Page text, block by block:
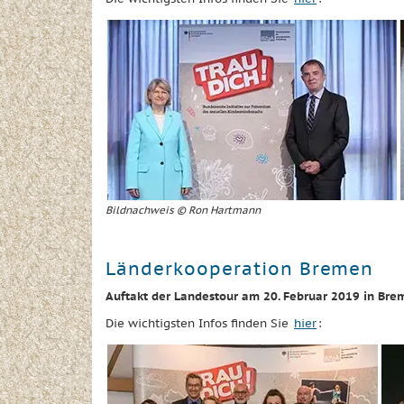
Bildnachweis © Ron Hartmann
Länderkooperation Bremen
Auftakt der Landestour am 20. Februar 2019 in
Die wichtigsten Infos finden Sie hier: